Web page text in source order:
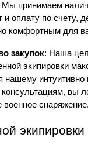
Мы принимаем
и оплату по счету,
комфортным для
закупок: Наша
экипировки
интуитивно
вы
военное снаряжение.
экипировки